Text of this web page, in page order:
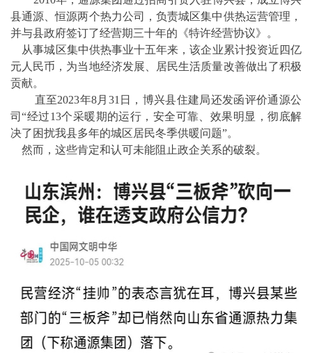
县通源、恒源两个热力公司，负责城区集中供热运营管理，
并与县政府签订了经营期三十年的《特许经营协议》。
从事城区集中供热事业十五年来，该企业累计投资近四亿
元人民币，为当地经济发展、居民生活质量改善做出了积极
贡献。
直至2023年8月31日，博兴县住建局还发函评价通源公
司“经过13个采暖期的运行，安全可靠、效果明显，彻底解
决了困扰我县多年的城区居民冬季供暖问题”。
然而，这些肯定和认可未能阻止政企关系的破裂。